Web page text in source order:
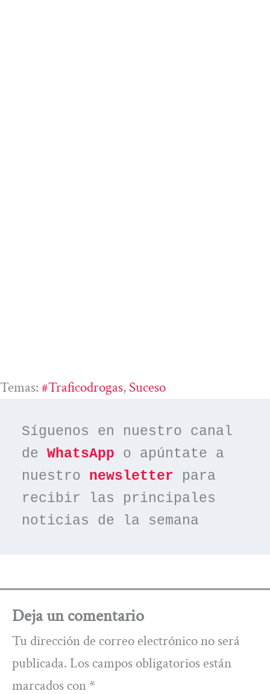
Temas: #traficodrogas, Suceso
Síguenos en nuestro canal
de WhatsApp o apúntate a
nuestro newsletter para
recibir las principales
noticias de la semana
Deja un comentario
Tu dirección de correo electrónico no será
publicada. Los campos obligatorios están
marcados con *